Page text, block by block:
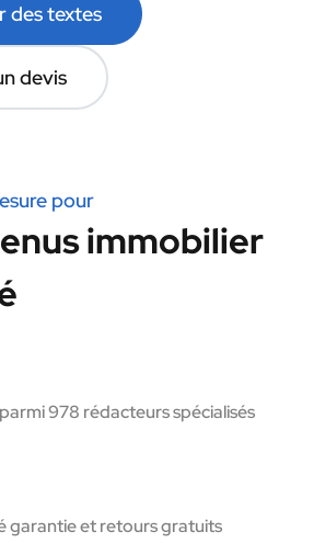
des textes
devis
pour
immobilier
978 rédacteurs spécialisés
garantie et retours gratuits